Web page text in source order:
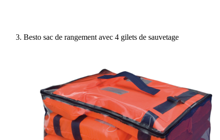
Besto sac de rangement avec 4 gilets de sauvetage